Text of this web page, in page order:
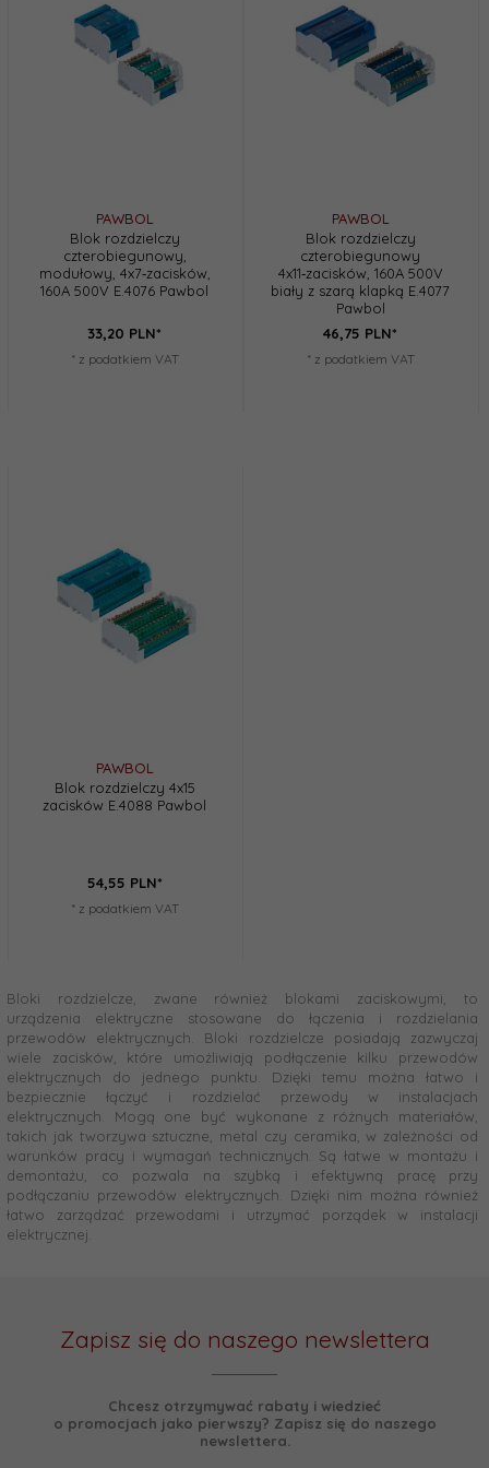
PAWBOL
Blok rozdzielczy
czterobiegunowy,
modułowy, 4x7‑zacisków,
160A 500V E.4076 Pawbol
33,20 PLN*
* z podatkiem VAT
PAWBOL
Blok rozdzielczy
czterobiegunowy
4x11‑zacisków, 160A 500V
biały z szarą klapką E.4077
Pawbol
46,75 PLN*
* z podatkiem VAT
PAWBOL
Blok rozdzielczy 4x15
zacisków E.4088 Pawbol
54,55 PLN*
* z podatkiem VAT
Bloki rozdzielcze, zwane również blokami zaciskowymi, to
urządzenia elektryczne stosowane do łączenia i rozdzielania
przewodów elektrycznych. Bloki rozdzielcze posiadają zazwyczaj
wiele zacisków, które umożliwiają podłączenie kilku przewodów
elektrycznych do jednego punktu. Dzięki temu można łatwo i
bezpiecznie łączyć i rozdzielać przewody w instalacjach
elektrycznych. Mogą one być wykonane z różnych materiałów,
takich jak tworzywa sztuczne, metal czy ceramika, w zależności od
warunków pracy i wymagań technicznych. Są łatwe w montażu i
demontażu, co pozwala na szybką i efektywną pracę przy
podłączaniu przewodów elektrycznych. Dzięki nim można również
łatwo zarządzać przewodami i utrzymać porządek w instalacji
elektrycznej.
Zapisz się do naszego newslettera
Chcesz otrzymywać rabaty i wiedzieć
o promocjach jako pierwszy? Zapisz się do naszego
newslettera.